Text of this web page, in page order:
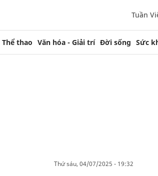
Tuần
Thể thao Văn hóa - Giải trí Đời sống Sức
thứ sáu, 04/07/2025 - 19:32